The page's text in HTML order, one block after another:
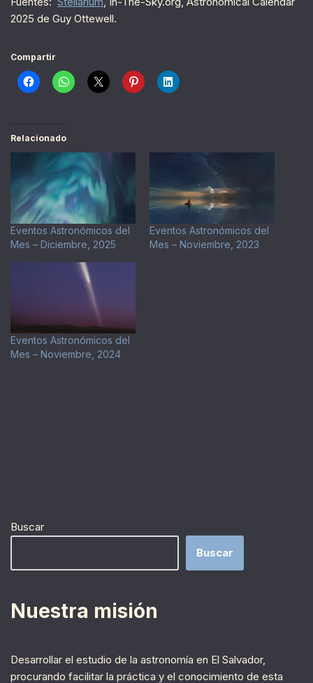
2025 de Guy Ottewell.
Compartir
Relacionado
Eventos Astronómicos del
Mes – Diciembre, 2025
Eventos Astronómicos del
Mes – Noviembre, 2023
Eventos Astronómicos del
Mes – Noviembre, 2024
Buscar
Buscar
Nuestra misión
Desarrollar el estudio de la astronomía en El Salvador,
procurando facilitar la práctica y el conocimiento de esta